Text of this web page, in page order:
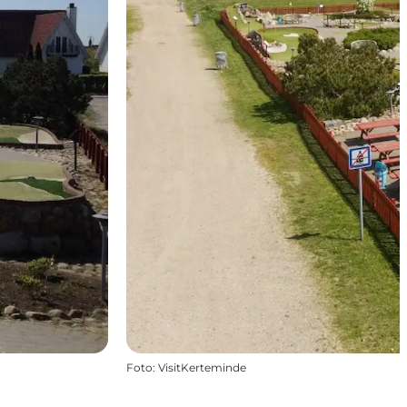
Foto: VisitKerteminde